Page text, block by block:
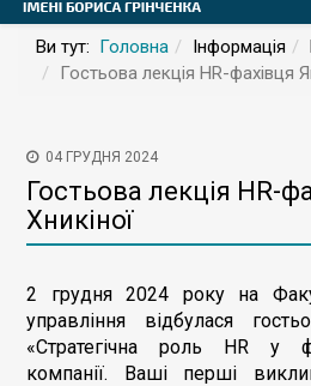
Ви тут: Головна Інформація
Гостьова лекція HR-фахівця
04 ГРУДНЯ 2024
Гостьова лекція HR-
Хникіної
2 грудня 2024 року на
управління відбулася
«Стратегічна роль HR у
компанії. Ваші перші